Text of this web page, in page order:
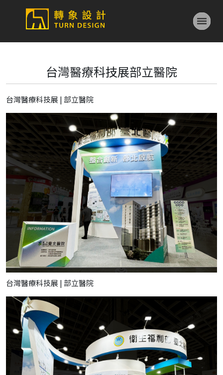
台灣醫療科技展部立醫院
台灣醫療科技展 | 部立醫院
台灣醫療科技展 | 部立醫院